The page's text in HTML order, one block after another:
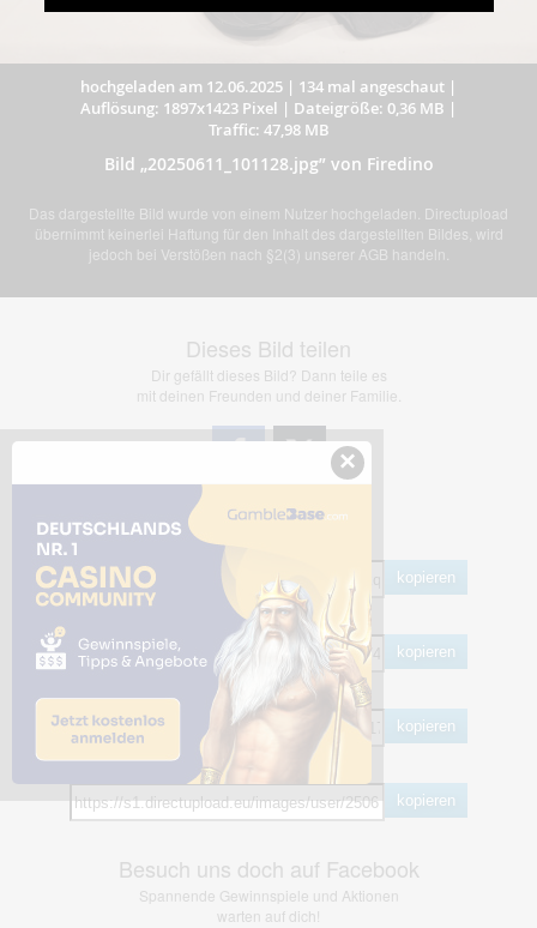
hochgeladen am 12.06.2025 | 134 mal angeschaut |
Auflösung: 1897x1423 Pixel | Dateigröße: 0,36 MB |
Traffic: 47,98 MB
Bild „20250611_101128.jpg” von Firedino
Das dargestellte Bild wurde von einem Nutzer hochgeladen. Directupload
übernimmt keinerlei Haftung für den Inhalt des dargestellten Bildes, wird
jedoch bei Verstößen nach §2(3) unserer AGB handeln.
Dieses Bild teilen
Dir gefällt dieses Bild? Dann teile es
mit deinen Freunden und deiner Familie.
Share Links
kopieren
HTML
kopieren
BB Code
kopieren
kopieren
Besuch uns doch auf Facebook
Spannende Gewinnspiele und Aktionen
warten auf dich!
×